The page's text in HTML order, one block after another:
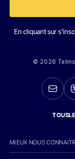
En cliquant sur
© 2026
MIEUX NOUS